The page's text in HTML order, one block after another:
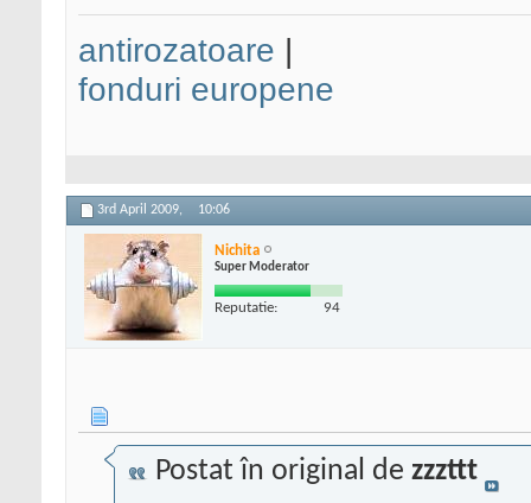
antirozatoare |
fonduri europene
3rd April 2009, 10:06
Nichita
Super Moderator
Reputatie: 94
Postat în original de zzzttt